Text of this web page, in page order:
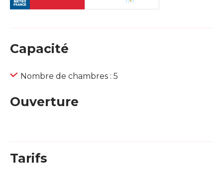
Capacité
Nombre de chambres : 5
Ouverture
Tarifs